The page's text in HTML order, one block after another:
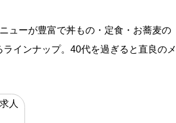
ューが豊富で丼もの・定食・お蕎麦の
インナップ。40代を過ぎると直良のメ